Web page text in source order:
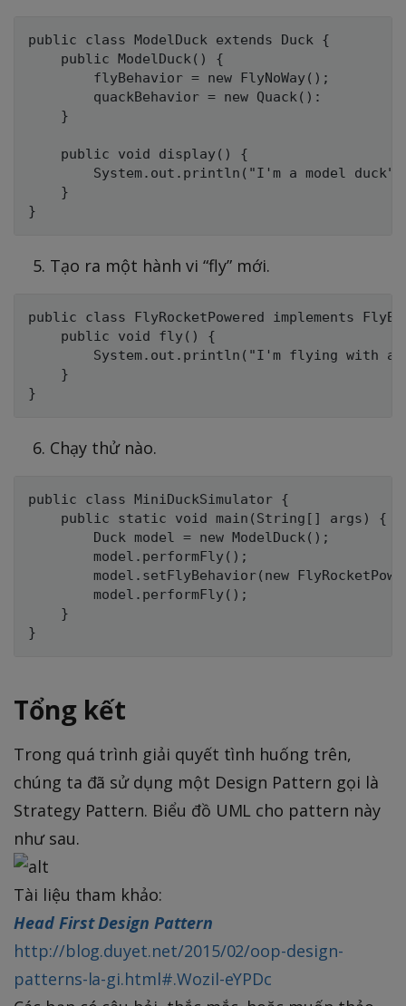
public class ModelDuck extends Duck {
    public ModelDuck() {
        flyBehavior = new FlyNoWay();
        quackBehavior = new Quack():
    }
    public void display() {
System.out.println("I'm a model
    }
Tạo ra một hành vi “fly” mới.
public class FlyRocketPowered implements
    public void fly() {
System.out.println("I'm flying with a
    }
Chạy thử nào.
public class MiniDuckSimulator {
    public static void main(String[] args) {
        Duck model = new ModelDuck();
        model.performFly();
model.setFlyBehavior(new
        model.performFly();
    }
Tổng kết
Trong quá trình giải quyết tình huống trên,
chúng ta đã sử dụng một Design Pattern gọi là
Strategy Pattern. Biểu đồ UML cho pattern này
như sau.
Tài liệu tham khảo:
Head First Design Pattern
http://blog.duyet.net/2015/02/oop-design-
patterns-la-gi.html#.Wozil-eYPDc